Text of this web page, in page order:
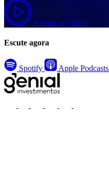
Assista ao vídeo
Escute agora
Spotify Apple Podcasts